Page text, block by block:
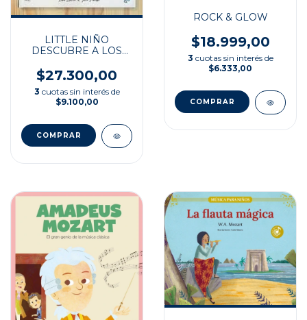
LITTLE NIÑO
DESCUBRE A LOS
$27.300,00
3 cuotas sin interés de
$9.100,00
ROCK & GLOW
$18.999,00
3 cuotas sin interés de
$6.333,00